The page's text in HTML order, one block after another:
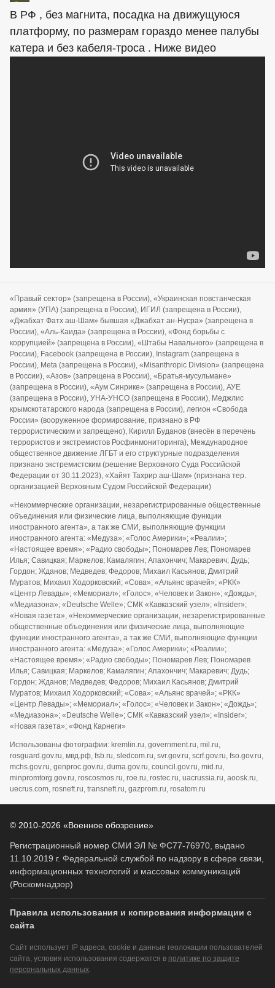
В РФ , без магнита, посадка на движущуюся
платформу, по размерам гораздо менее палубы
катера и без кабеля-троса . Ниже видео
«Правый сектор» (запрещена в России), «Украинская повстанческая
армия» (УПА) (запрещена в России), ИГИЛ (запрещена в России),
«Джабхат Фатх аш-Шам» бывшая «Джабхат ан-Нусра» (запрещена в
России), «Аль-Каида» (запрещена в России), «Фонд борьбы с
коррупцией» (запрещена в России), «Штабы Навального» (запрещена в
России), Facebook (запрещена в России), Instagram (запрещена в
России), Meta (запрещена в России), «Misanthropic Division» (запрещена
в России), «Азов» (запрещена в России), «Братья-мусульмане»
(запрещена в России), «Аум Синрике» (запрещена в России), АУЕ
(запрещена в России), УНА-УНСО (запрещена в России), Меджлис
крымскотатарского народа (запрещена в России), легион «Свобода
России» (вооруженное формирование, признано в РФ
террористическим и запрещено), Кирилл Буданов (внесён в перечень
террористов и экстремистов Росфинмониторинга), Международное
общественное движение ЛГБТ и его структурные подразделения
признано экстремистским (решение Верховного Суда Российской
Федерации от 30.11.2023), «Хайят Тахрир аш-Шам» (признана тер.
организацией Верховным Судом Российской Федерации)
«Некоммерческие организации, незарегистрированные общественные
объединения или физические лица, выполняющие функции
иностранного агента», а так же СМИ, выполняющие функции
иностранного агента: «Медуза»; «Голос Америки»; «Реалии»;
«Настоящее время»; «Радио свободы»; Пономарев Лев; Пономарев
Илья; Савицкая; Маркелов; Камалягин; Апахончич; Макаревич; Дудь;
Гордон; Жданов; Медведев; Федоров; Михаил Касьянов; Дмитрий
Муратов; Михаил Ходорковский; «Сова»; «Альянс врачей»; «РКК»
«Центр Левады»; «Мемориал»; «Голос»; «Человек и Закон»; «Дождь»;
«Медиазона»; «Deutsche Welle»; СМК «Кавказский узел»; «Insider»;
«Новая газета», «Некоммерческие организации, незарегистрированные
общественные объединения или физические лица, выполняющие
функции иностранного агента», а так же СМИ, выполняющие функции
иностранного агента: «Медуза»; «Голос Америки»; «Реалии»;
«Настоящее время»; «Радио свободы»; Пономарев Лев; Пономарев
Илья; Савицкая; Маркелов; Камалягин; Апахончич; Макаревич; Дудь;
Гордон; Жданов; Медведев; Федоров; Михаил Касьянов; Дмитрий
Муратов; Михаил Ходорковский; «Сова»; «Альянс врачей»; «РКК»
«Центр Левады»; «Мемориал»; «Голос»; «Человек и Закон»; «Дождь»;
«Медиазона»; «Deutsche Welle»; СМК «Кавказский узел»; «Insider»;
«Новая газета»; «Фонд Карнеги»
Использованы фотографии: kremlin.ru, government.ru, mil.ru,
rosguard.gov.ru, мвд.рф, fsb.ru, sledcom.ru, svr.gov.ru, scrf.gov.ru, fso.gov.ru,
mchs.gov.ru, genproc.gov.ru, duma.gov.ru, council.gov.ru, mid.ru,
minpromtorg.gov.ru, roscosmos.ru, roe.ru, rostec.ru, uacrussia.ru, aoosk.ru,
uecrus.com, rosneft.ru, transneft.ru, gazprom.ru, rosatom.ru
© 2010-2026 «Военное обозрение»
Регистрационный номер СМИ ЭЛ № ФС77-76970, выдано
11.10.2019 г. Федеральной службой по надзору в сфере связи,
информационных технологий и массовых коммуникаций
(Роскомнадзор)
Правила использования и копирования информации с
сайта
Сайт использует IP адреса, cookie и данные геолокации пользователей
сайта, условия использования содержатся в политике по защите
персональных данных.